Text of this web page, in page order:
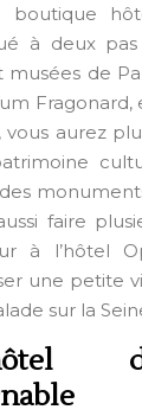
boutique
à deux
de
Fragonard,
vous aurez
faire
à l’hôtel
une petite
sur la